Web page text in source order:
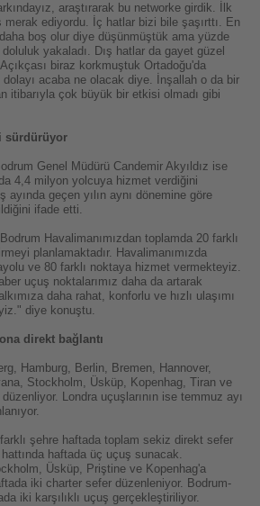
araştırarak bu networke girdik. İlk
merak ediyordu. İç hatlar bizi bile şaşırttı. En
boş olur diye düşünmüştük ama yüzde
yakaladı. Dış hatlar da gayet güzel
biraz korkmuştuk Ortadoğu'da
acaba ne olacak diye. İnşallah o da bir
itibarıyla çok büyük bir etkisi olmadı gibi
sürdürüyor
Genel Müdürü Candemir Akyıldız ise
4,4 milyon yolcuya hizmet verdiğini
ayında geçen yılın aynı dönemine göre
ifade etti.
Havalimanımızdan toplamda 20 farklı
planlamaktadır. Havalimanımızda
ve 80 farklı noktaya hizmet vermekteyiz.
uçuş noktalarımız daha da artarak
daha rahat, konforlu ve hızlı ulaşımı
diye konuştu.
direkt bağlantı
Hamburg, Berlin, Bremen, Hannover,
Stockholm, Üsküp, Kopenhag, Tiran ve
Londra uçuşlarının ise temmuz ayı
şehre haftada toplam sekiz direkt sefer
haftada üç uçuş sunacak.
Üsküp, Priştine ve Kopenhag'a
iki charter sefer düzenleniyor. Bodrum-
iki karşılıklı uçuş gerçekleştiriliyor.